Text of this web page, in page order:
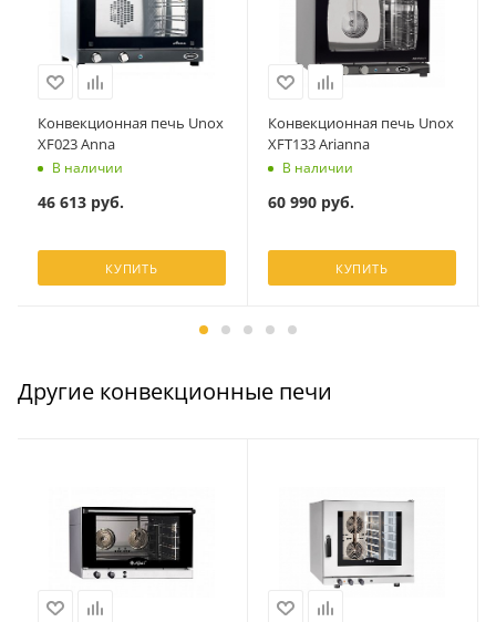
Конвекционная печь Unox
XF023 Anna
В наличии
46 613руб.
КУПИТЬ
Конвекционная печь Unox
XFT133 Arianna
В наличии
60 990руб.
КУПИТЬ
Другие конвекционные печи